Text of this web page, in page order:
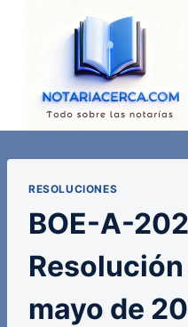
RESOLUCIONES
BOE-A-
Resolución
mayo de